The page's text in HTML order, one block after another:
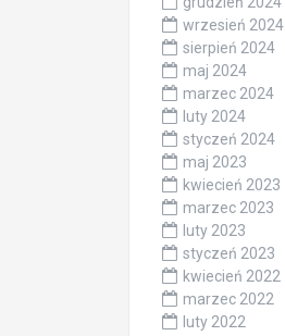
wrzesień 2024
sierpień 2024
maj 2024
marzec 2024
luty 2024
styczeń 2024
maj 2023
kwiecień 2023
marzec 2023
luty 2023
styczeń 2023
kwiecień 2022
marzec 2022
luty 2022